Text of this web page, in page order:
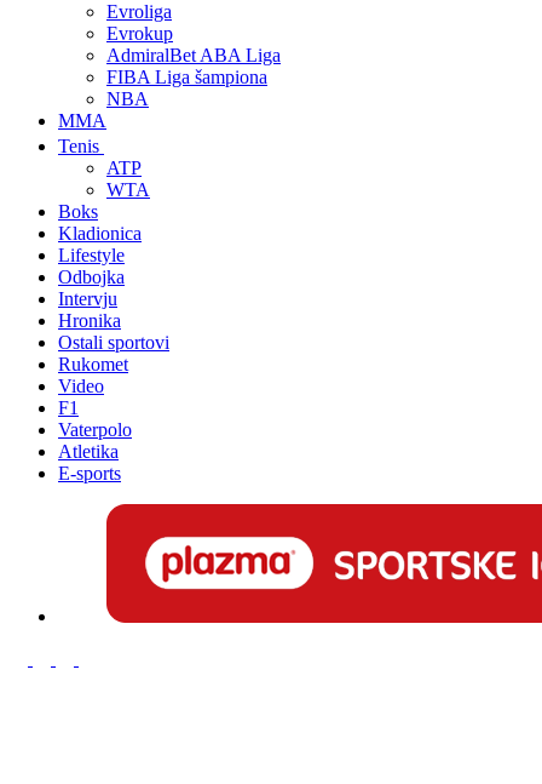
Evroliga
Evrokup
AdmiralBet ABA Liga
FIBA Liga šampiona
NBA
MMA
Tenis
ATP
WTA
Boks
Kladionica
Lifestyle
Odbojka
Intervju
Hronika
Ostali sportovi
Rukomet
Video
F1
Vaterpolo
Atletika
E-sports